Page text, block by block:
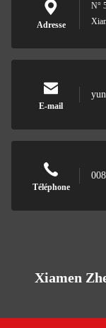
Adresse
N°
E-mail
Téléphone
Xiamen